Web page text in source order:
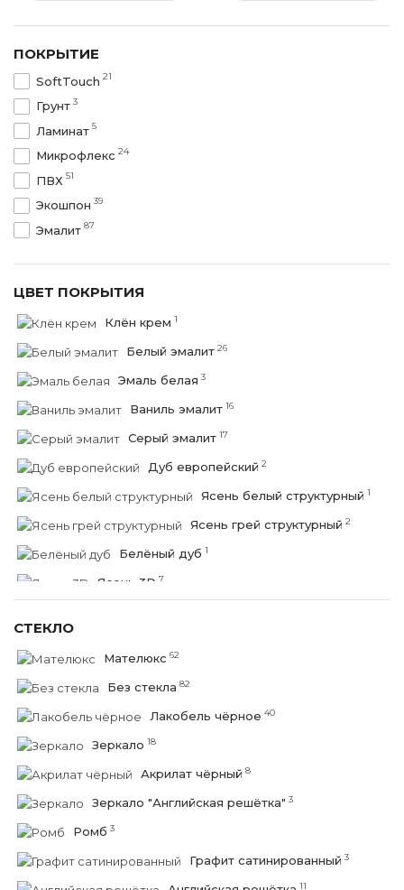
ПОКРЫТИЕ
SoftTouch 21
Грунт 3
Ламинат 5
Микрофлекс 24
ПВХ 51
Экошпон 39
Эмалит 87
ЦВЕТ ПОКРЫТИЯ
Клён крем 1
Белый эмалит 26
Эмаль белая 3
Ваниль эмалит 16
Серый эмалит 17
Дуб европейский 2
Ясень белый структурный 1
Ясень грей структурный 2
Белёный дуб 1
Ясень 3D 7
5
Сноу софт
Грей софт 6
6
Бетон светлый ПВХ 5
СТЕКЛО
Мателюкс 62
Без стекла 82
Лакобель чёрное 40
Зеркало 18
Акрилат чёрный 8
Зеркало "Английская решётка" 3
Ромб 3
Графит сатинированный 3
11